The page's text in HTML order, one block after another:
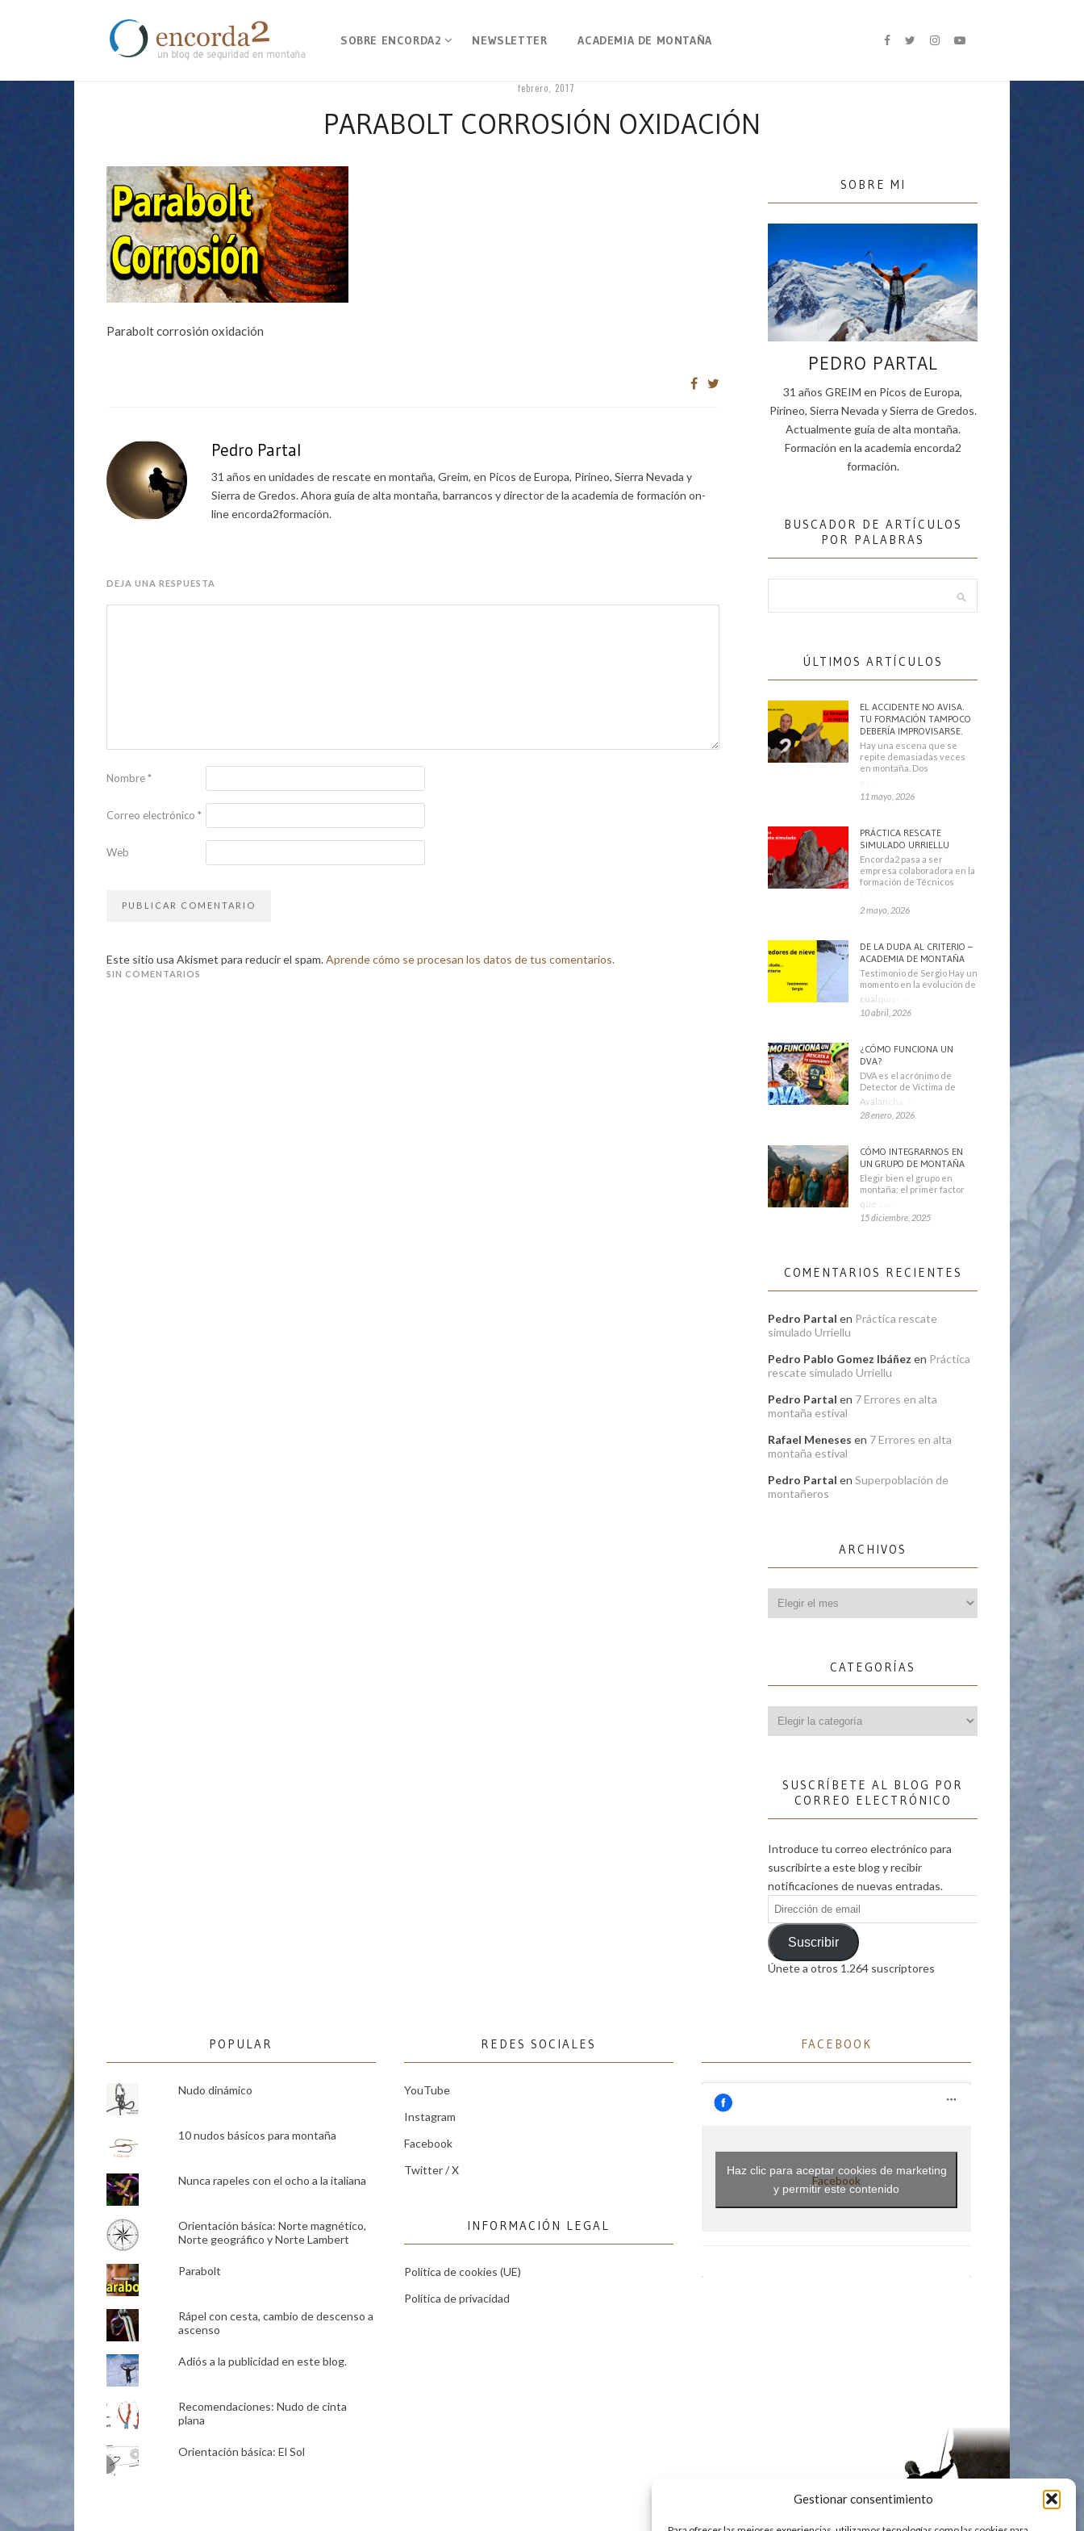
Gestionar consentimiento
SOBRE ENCORDA2 NEWSLETTER ACADEMIA DE MONTAÑA
febrero, 2017
PARABOLT CORROSIÓN OXIDACIÓN
Parabolt corrosión oxidación
Pedro Partal
31 años en unidades de rescate en montaña, Greim, en Picos de Europa, Pirineo, Sierra Nevada y
Sierra de Gredos. Ahora guía de alta montaña, barrancos y director de la academia de formación on-
line encorda2formación.
DEJA UNA RESPUESTA
Nombre*
Correo electrónico *
Web
Este sitio usa Akismet para reducir el spam.Aprende cómo se procesan los datos de tus comentarios.
SIN COMENTARIOS
SOBRE MI
PEDRO PARTAL
31 años GREIM en Picos de Europa,
Pirineo, Sierra Nevada y Sierra de Gredos.
Actualmente guía de alta montaña.
Formación en la academia encorda2
formación.
BUSCADOR DE ARTÍCULOS
POR PALABRAS
ÚLTIMOS ARTÍCULOS
EL ACCIDENTE NO AVISA.
TU FORMACIÓN TAMPOCO
DEBERÍA IMPROVISARSE.
Hay una escena que se
repite demasiadas veces
en montaña. Dos
11 mayo, 2026
PRÁCTICA RESCATE
SIMULADO URRIELLU
Encorda2 pasa a ser
empresa colaboradora en la
formación de Técnicos
2 mayo, 2026
DE LA DUDA AL CRITERIO –
ACADEMIA DE MONTAÑA
Testimonio de Sergio Hay un
momento en la evolución de
cualquier montañero
10 abril, 2026
¿CÓMO FUNCIONA UN
DVA?
DVA es el acrónimo de
Detector de Víctima de
Avalancha. También se
28 enero, 2026
CÓMO INTEGRARNOS EN
UN GRUPO DE MONTAÑA
Elegir bien el grupo en
montaña: el primer factor
que condiciona tu
15 diciembre, 2025
COMENTARIOS RECIENTES
Pedro Partal en Práctica rescate
simulado Urriellu
Pedro Pablo Gomez Ibáñez en Práctica
rescate simulado Urriellu
Pedro Partal en 7 Errores en alta
montaña estival
Rafael Meneses en 7 Errores en alta
montaña estival
Pedro Partal en Superpoblación de
montañeros
ARCHIVOS
CATEGORÍAS
SUSCRÍBETE AL BLOG POR
CORREO ELECTRÓNICO
Introduce tu correo electrónico para
suscribirte a este blog y recibir
notificaciones de nuevas entradas.
Dirección
de
emailSuscribir
Únete a otros 1.264 suscriptores
POPULAR
Nudo dinámico
10 nudos básicos para montaña
Nunca rapeles con el ocho a la italiana
Orientación básica: Norte magnético,
Norte geográfico y Norte Lambert
Parabolt
Rápel con cesta, cambio de descenso a
ascenso
Adiós a la publicidad en este blog.
Recomendaciones: Nudo de cinta
plana
Orientación básica: El Sol
REDES SOCIALES
YouTube
Instagram
Facebook
Twitter / X
INFORMACIÓN LEGAL
Política de cookies (UE)
Política de privacidad
FACEBOOK
Facebook
Haz clic para aceptar cookies de marketing
y permitir este contenido